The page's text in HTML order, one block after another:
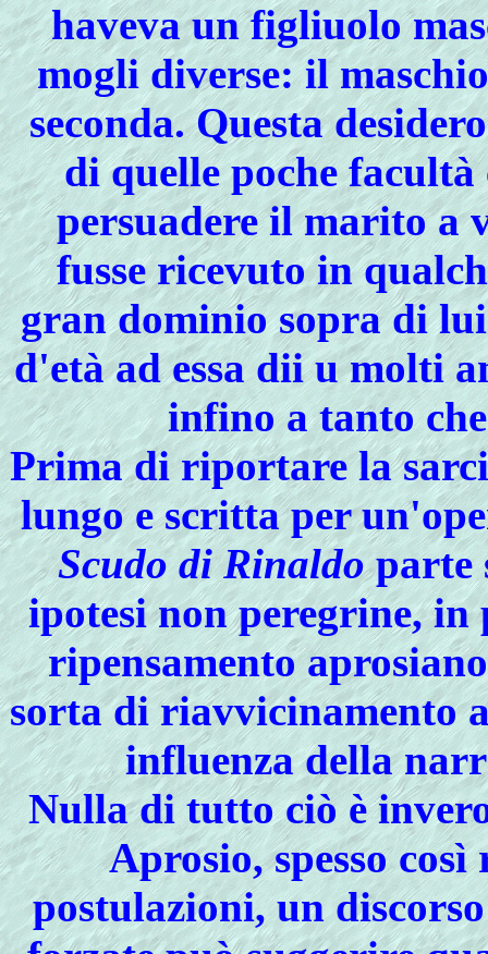
haveva un figliuolo
mogli diverse: il
seconda. Questa
di quelle poche facultà
persuadere il marito a
fusse ricevuto in
gran dominio sopra di lui
d'età ad essa dii u molti
infino a tanto
Prima di riportare la
lungo e scritta per
Scudo di Rinaldoparte
ipotesi non peregrine,
ripensamento
sorta di riavvicinamento
influenza della
Nulla di tutto ciò è
Aprosio, spesso
postulazioni, un